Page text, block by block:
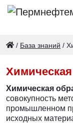
/ База знаний /
Химическая
совокупность
промышленном
исходных